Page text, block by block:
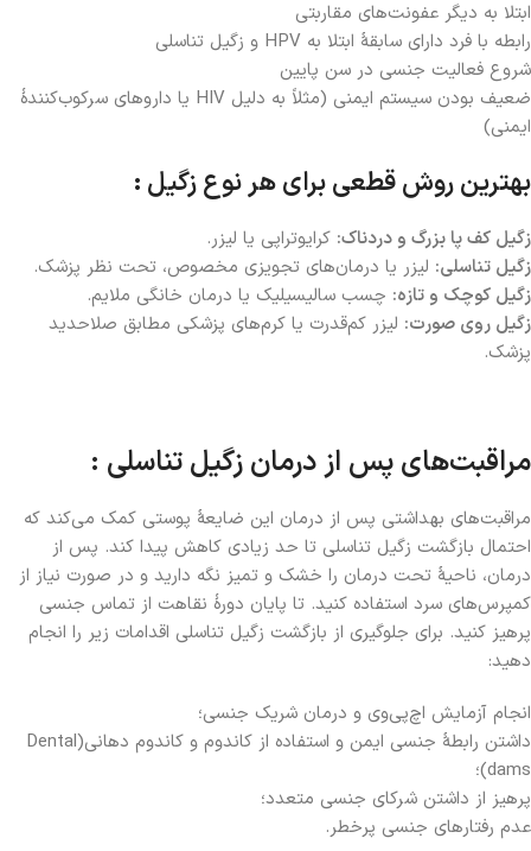
ابتلا به دیگر عفونت‌های مقاربتی
رابطه با فرد دارای سابقۀ ابتلا به HPV و زگیل تناسلی
شروع فعالیت جنسی در سن پایین
ضعیف بودن سیستم ایمنی (مثلاً به دلیل HIV یا داروهای سرکوب‌کنندۀ
ایمنی)
بهترین روش قطعی برای هر نوع زگیل :
زگیل کف پا بزرگ و دردناک: کرایوتراپی یا لیزر.
زگیل تناسلی: لیزر یا درمان‌های تجویزی مخصوص، تحت نظر پزشک.
زگیل کوچک و تازه: چسب سالیسیلیک یا درمان خانگی ملایم.
زگیل روی صورت: لیزر کم‌قدرت یا کرم‌های پزشکی مطابق صلاحدید
پزشک.
مراقبت‌های پس از درمان زگیل تناسلی :
مراقبت‌های بهداشتی پس از درمان این ضایعۀ پوستی کمک می‌کند که
احتمال بازگشت زگیل تناسلی تا حد زیادی کاهش پیدا کند. پس از
درمان، ناحیۀ تحت درمان را خشک و تمیز نگه دارید و در صورت نیاز از
کمپرس‌های سرد استفاده کنید. تا پایان دورۀ نقاهت از تماس جنسی
پرهیز کنید. برای جلوگیری از بازگشت زگیل تناسلی اقدامات زیر را انجام
دهید:
انجام آزمایش اچ‌پی‌وی و درمان شریک جنسی؛
داشتن رابطۀ جنسی ایمن و استفاده از کاندوم و کاندوم دهانی(Dental
dams)؛
پرهیز از داشتن شرکای جنسی متعدد؛
عدم رفتارهای جنسی پرخطر.